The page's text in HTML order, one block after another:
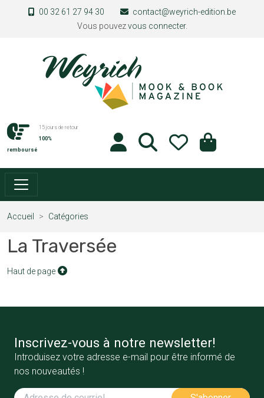
Aller au contenu principal
00 32 61 27 94 30
contact@weyrich-edition.be
Vous pouvezvous connecter.
15 jours de retour
100%
remboursé
Accueil Catégories
La Traversée
Haut de page
Inscrivez-vous à notre newsletter!
Introduisez votre adresse e-mail pour être informé de
nos nouveautés !